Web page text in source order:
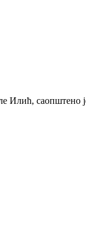
Илић, саопштено